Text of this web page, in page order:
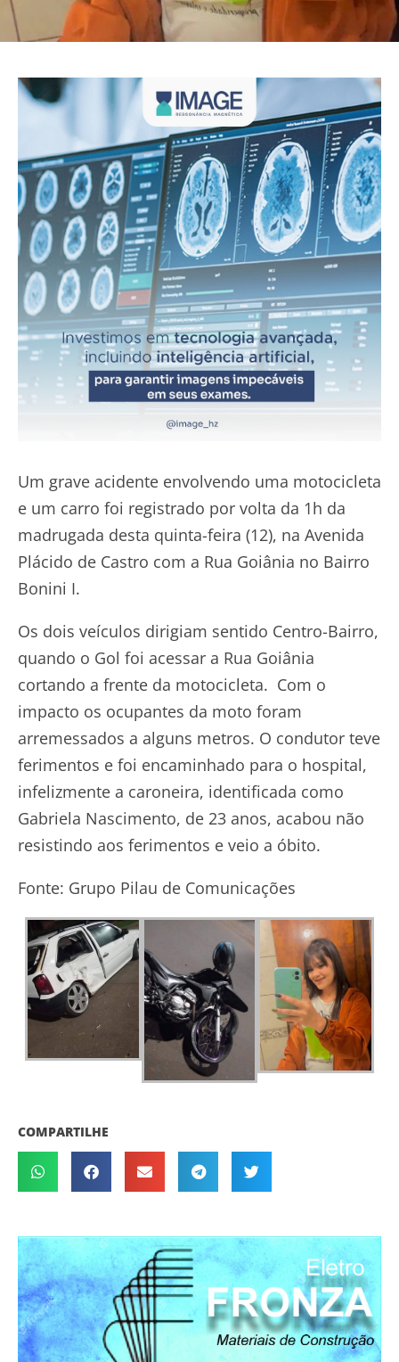
Um grave acidente envolvendo uma motocicleta
e um carro foi registrado por volta da 1h da
madrugada desta quinta-feira (12), na Avenida
Plácido de Castro com a Rua Goiânia no Bairro
Bonini I.
Os dois veículos dirigiam sentido Centro-Bairro,
quando o Gol foi acessar a Rua Goiânia
cortando a frente da motocicleta. Com o
impacto os ocupantes da moto foram
arremessados a alguns metros. O condutor teve
ferimentos e foi encaminhado para o hospital,
infelizmente a caroneira, identificada como
Gabriela Nascimento, de 23 anos, acabou não
resistindo aos ferimentos e veio a óbito.
Fonte: Grupo Pilau de Comunicações
COMPARTILHE